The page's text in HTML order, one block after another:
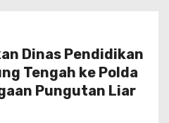
Dinas Pendidikan
Tengah ke Polda
Pungutan Liar